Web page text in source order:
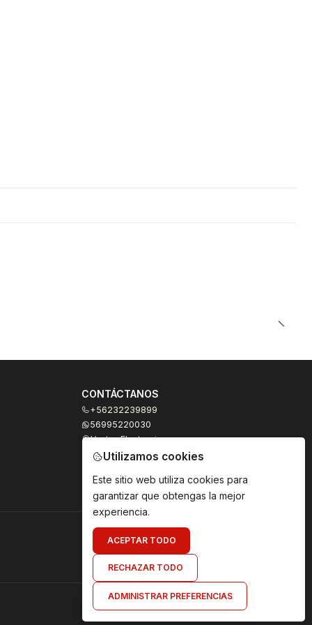
CONTÁCTANOS
+56232239899
56995220030
Ventas Electronicas
Moneda 973, local 327
Santiago - Santiago Centro
Utilizamos cookies
Este sitio web utiliza cookies para
garantizar que obtengas la mejor
experiencia.
ACEPTAR TODO
RECHAZAR TODO
ADMINISTRAR PREFERENCIAS